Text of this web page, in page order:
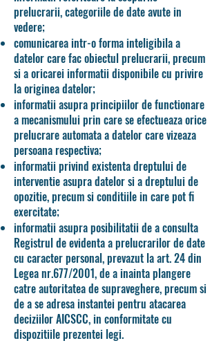
prelucrarii, categoriile de date avute in
vedere;
comunicarea intr-o forma inteligibila a
datelor care fac obiectul prelucrarii, precum
si a oricarei informatii disponibile cu privire
la originea datelor;
informatii asupra principiilor de functionare
a mecanismului prin care se efectueaza orice
prelucrare automata a datelor care vizeaza
persoana respectiva;
informatii privind existenta dreptului de
interventie asupra datelor si a dreptului de
opozitie, precum si conditiile in care pot fi
exercitate;
informatii asupra posibilitatii de a consulta
Registrul de evidenta a prelucrarilor de date
cu caracter personal, prevazut la art. 24 din
Legea nr.677/2001, de a inainta plangere
catre autoritatea de supraveghere, precum si
de a se adresa instantei pentru atacarea
deciziilor AICSCC, in conformitate cu
dispozitiile prezentei legi.